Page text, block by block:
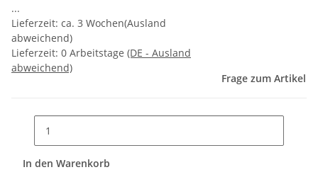
...
Lieferzeit: ca. 3 Wochen(Ausland
abweichend)
Lieferzeit: 0 Arbeitstage (DE - Ausland
abweichend)
Frage zum Artikel
In den Warenkorb